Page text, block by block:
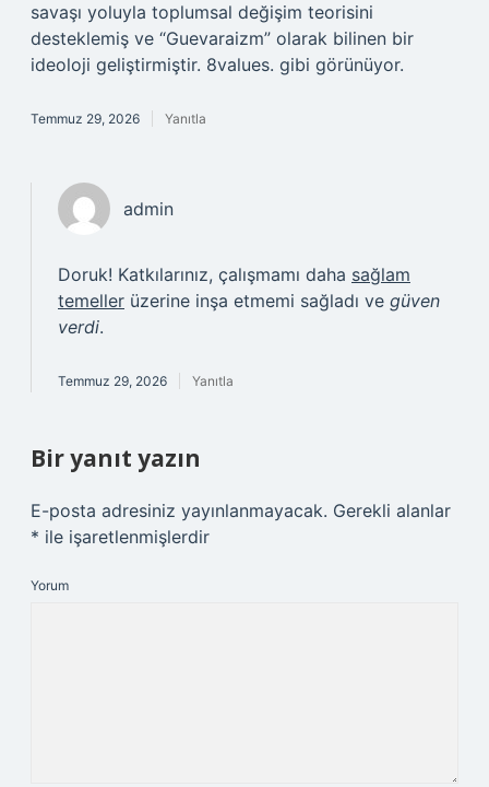
savaşı yoluyla toplumsal değişim teorisini
desteklemiş ve “Guevaraizm” olarak bilinen bir
ideoloji geliştirmiştir. 8values. gibi görünüyor.
Temmuz 29, 2026 Yanıtla
admin
Doruk! Katkılarınız, çalışmamı daha sağlam
temeller üzerine inşa etmemi sağladı ve güven
verdi.
Temmuz 29, 2026 Yanıtla
Bir yanıt yazın
E-posta adresiniz yayınlanmayacak. Gerekli alanlar
* ile işaretlenmişlerdir
Yorum